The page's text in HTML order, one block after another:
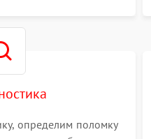
определим поломку